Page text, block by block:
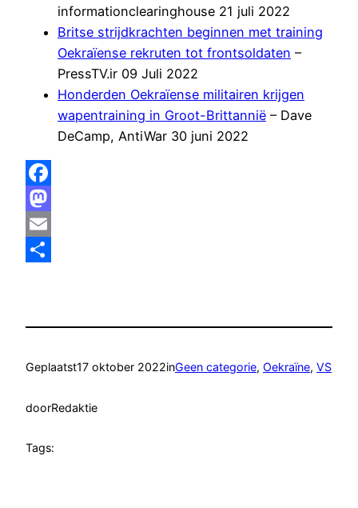
informationclearinghouse 21 juli 2022
Britse strijdkrachten beginnen met training
Oekraïense rekruten tot frontsoldaten –
PressTV.ir 09 Juli 2022
Honderden Oekraïense militairen krijgen
wapentraining in Groot-Brittannië – Dave
DeCamp, AntiWar 30 juni 2022
Facebook
Mastodon
Email
Geplaatst17 oktober 2022inGeen categorie, Oekraïne, VS
doorRedaktie
Tags: